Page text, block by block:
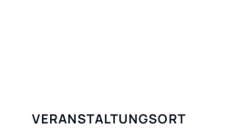
VERANSTALTUNGSORT